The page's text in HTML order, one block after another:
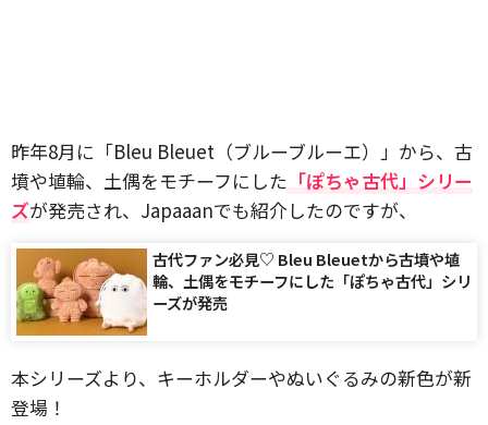
昨年8月に「Bleu Bleuet（ブルーブルーエ）」から、古
墳や埴輪、土偶をモチーフにした 「ぽちゃ古代」シリー
ズが発売され、Japaaanでも紹介したのですが、
古代ファン必見♡ Bleu Bleuetから古墳や埴
輪、土偶をモチーフにした「ぽちゃ古代」シリ
ーズが発売
本シリーズより、キーホルダーやぬいぐるみの新色が新
登場！